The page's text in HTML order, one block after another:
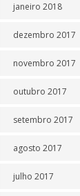
janeiro 2018
dezembro 2017
novembro 2017
outubro 2017
setembro 2017
agosto 2017
julho 2017